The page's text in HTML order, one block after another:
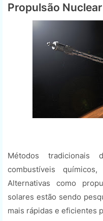
Propulsão
Métodos tradicionais
combustíveis
Alternativas como
solares estão sendo
mais rápidas e eficientes